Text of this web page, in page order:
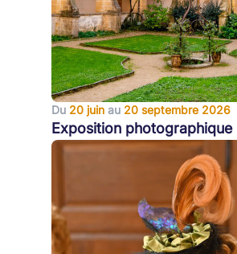
Du 20 juin au 20 septembre 2026
Exposition photographique